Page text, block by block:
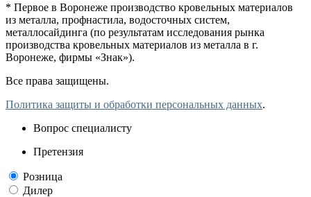
* Первое в Воронеже производство кровельных материалов
из металла, профнастила, водосточных систем,
металлосайдинга (по результатам исследования рынка
производства кровельных материалов из металла в г.
Воронеже, фирмы «Знак»).
Все права защищены.
Политика защиты и обработки персональных данных.
Вопрос специалисту
Претензия
Розница
Дилер